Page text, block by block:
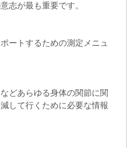
志が最も重要です。
ートするための測定メニュ
どあらゆる身体の関節に関
して行くために必要な情報